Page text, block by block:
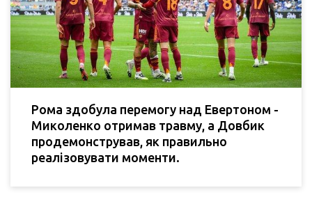
Рома здобула перемогу над Евертоном -
Миколенко отримав травму, а Довбик
продемонстрував, як правильно
реалізовувати моменти.